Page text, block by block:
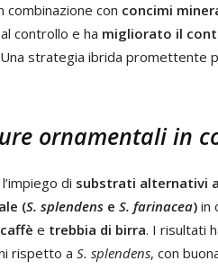
combinazione con concimi
controllo e ha migliorato il
strategia ibrida promettente
ornamentali in
di substrati alternativi
(S. splendens e S. farinacea) in
e trebbia di birra. I risultati
rispetto a S. splendens, con